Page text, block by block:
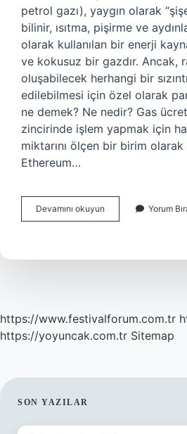
petrol gazı), yaygın olarak
bilinir, ısıtma, pişirme ve
olarak kullanılan bir enerji
ve kokusuz bir gazdır. Ancak,
oluşabilecek herhangi bir
edilebilmesi için özel olarak
ne demek? Ne nedir? Gas
zincirinde işlem yapmak için
miktarını ölçen bir birim olarak
Ethereum…
Devamını okuyun
Ne
Yorum
https://www.festivalforum.com.tr
https://yoyuncak.com.tr Sitemap
SIDEBAR
SON YAZILAR